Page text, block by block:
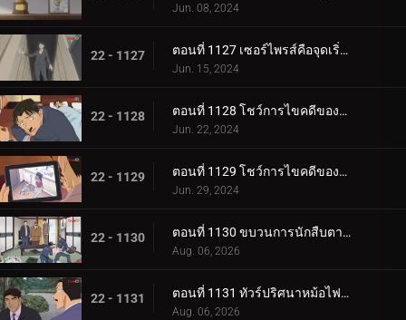
Jun. 08, 2024
22 - 1127 ตอนที่ 1127 เซอร์ไพรส์คือจุดเริ่มต้นของโศกนาฏกรรม
Jun. 15, 2024
22 - 1128 ตอนที่ 1128 โชว์การไขคดีของคุโด้ ยูซากุ (ภาคแรก)
Jun. 22, 2024
22 - 1129 ตอนที่ 1129 โชว์การไขคดีของคุโด้ ยูซากุ (ภาคจบ)
Jun. 29, 2024
22 - 1130 ตอนที่ 1130 ขบวนการนักสืบตามล่าโจรวิ่งราว
Aug. 06, 2026
22 - 1131 ตอนที่ 1131 ทัวร์ปริศนาหม้อไฟเท็ตจิริ (ภาคท่าเรือโมจิ-โคคุระ)
Aug. 06, 2026